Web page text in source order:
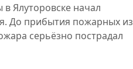
Ялуторовске начал
До прибытия пожарных из
серьёзно пострадал